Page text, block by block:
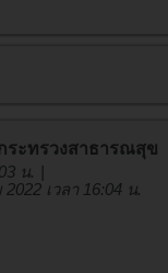
ระทรวงสาธารณสุข
น. |
เวลา 16:04 น.